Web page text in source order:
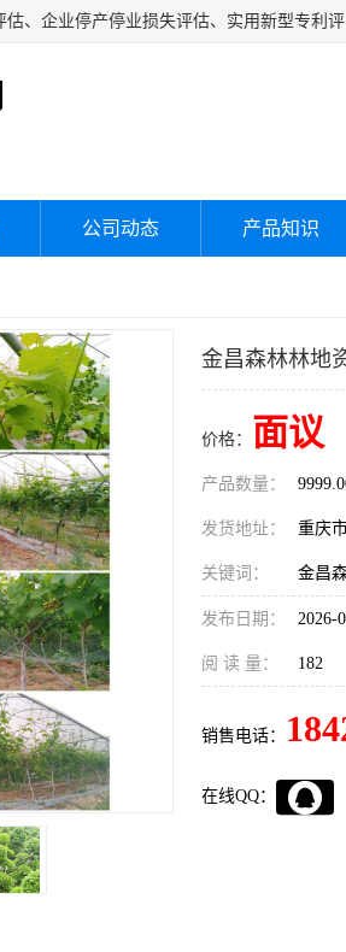
公司动态 产品知识
金昌森林林地
价格： 面议
产品数量：
发货地址： 重庆
关键词： 金昌
发布日期： 2026-
阅 读 量： 182
销售电话：
在线QQ：